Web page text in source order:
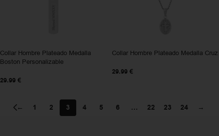
Collar Hombre Plateado Medalla
Boston Personalizable
29.99 €
Collar Hombre Plateado Medalla Cruz
29.99 €
← 1 2 3 4 5 6 … 22 23 24 →